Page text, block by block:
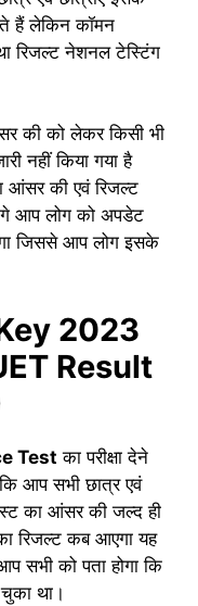
हैं लेकिन कॉमन
रिजल्ट नेशनल टेस्टिंग
की को लेकर किसी भी
नहीं किया गया है
की एवं रिजल्ट
आप लोग को अपडेट
जिससे आप लोग इसके
2023
Result
Test का परीक्षा देने
आप सभी छात्र एवं
का आंसर की जल्द ही
रिजल्ट कब आएगा यह
सभी को पता होगा कि
था।